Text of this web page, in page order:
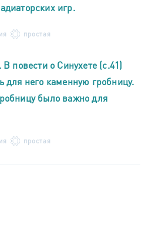
игр.
простая
повести о Синухете (с.41)
для него каменную гробницу.
было важно для
простая